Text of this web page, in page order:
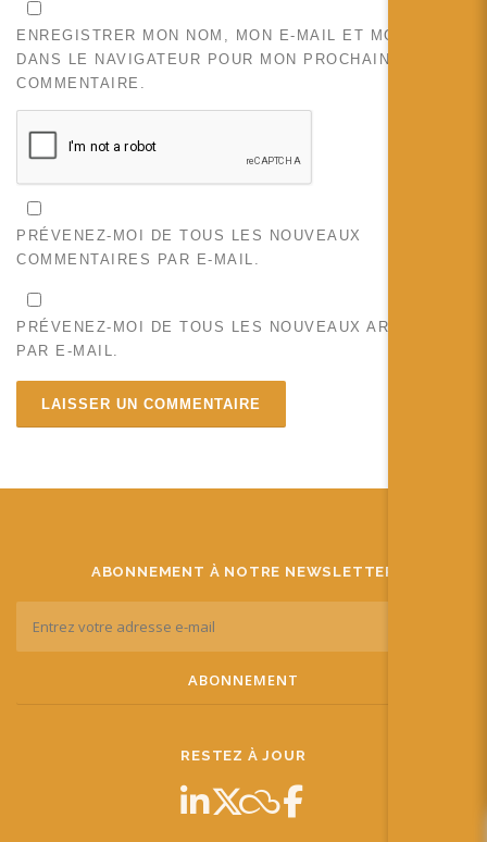
ENREGISTRER MON NOM, MON E-MAIL ET MON SITE
DANS LE NAVIGATEUR POUR MON PROCHAIN
COMMENTAIRE.
PRÉVENEZ-MOI DE TOUS LES NOUVEAUX
COMMENTAIRES PAR E-MAIL.
PRÉVENEZ-MOI DE TOUS LES NOUVEAUX ARTICLES
PAR E-MAIL.
ABONNEMENT À NOTRE NEWSLETTER
RESTEZ À JOUR